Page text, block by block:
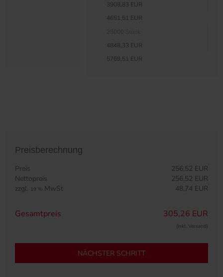
3908,83 EUR
4651,51 EUR
4848,33 EUR
5769,51 EUR
Preisberechnung
Preis
256,52 EUR
Nettopreis
256,52 EUR
zzgl. 19 % MwSt 48,74 EUR
Gesamtpreis 305,26 EUR
(inkl. Versand)
NÄCHSTER SCHRITT